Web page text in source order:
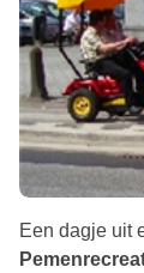
Een dagje uit